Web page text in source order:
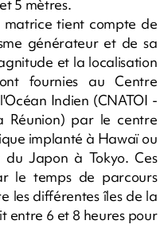
5 mètres.
matrice tient compte de
générateur et de sa
et la localisation
fournies au Centre
Indien (CNATOI -
Réunion) par le centre
implanté à Hawaï ou
Japon à Tokyo. Ces
le temps de parcours
les différentes îles de la
entre 6 et 8 heures pour